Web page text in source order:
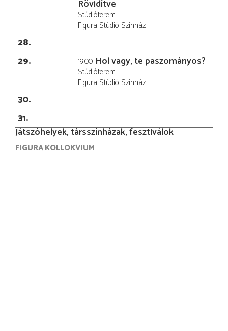
Rövidítve
Stúdióterem
Figura Stúdió Színház
28
29
19:00 Hol vagy, te paszományos?
Stúdióterem
Figura Stúdió Színház
30
31
Játszóhelyek, társszínházak, fesztiválok
FIGURA KOLLOKVIUM